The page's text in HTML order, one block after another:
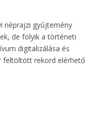
néprajzi gyűjtemény
de folyik a történeti
digitalizálása és
feltöltött rekord elérhető